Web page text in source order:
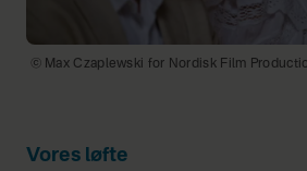
© Max Czaplewski for Nordisk Film
Vores løfte